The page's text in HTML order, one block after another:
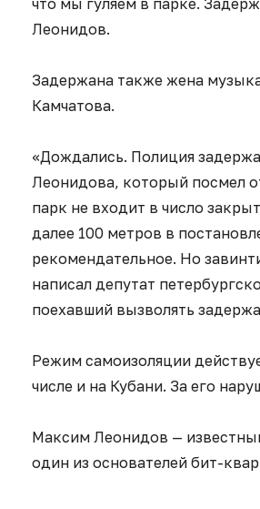
что мы гуляем в парке.
Леонидов.
Задержана также жена
Камчатова.
«Дождались. Полиция
Леонидова, который посмел
парк не входит в число
далее 100 метров в
рекомендательное. Но
написал депутат
поехавший вызволять
Режим самоизоляции
числе и на Кубани. За его
Максим Леонидов —
один из основателей бит-